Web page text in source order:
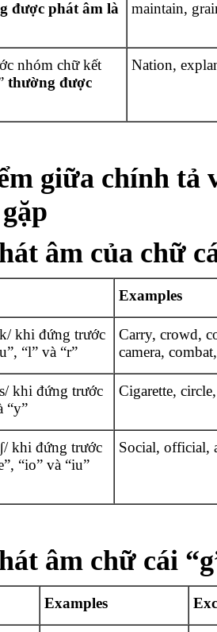
được phát âm là
maintain,
nhóm chữ kết
thường được
Nation,
giữa chính tả
âm của chữ
Examples
khi đứng trước
“l” và “r”
Carry, crowd,
camera,
khi đứng trước
“y”
Cigarette,
khi đứng trước
“io” và “iu”
Social, official,
âm chữ cái
Examples